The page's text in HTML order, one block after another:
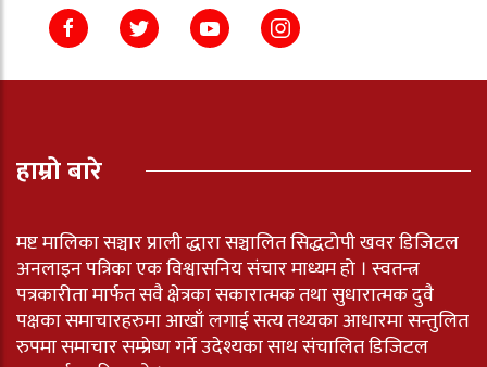
हाम्रो बारे
मष्ट मालिका सञ्चार प्राली द्धारा सञ्चालित सिद्धटोपी खवर डिजिटल
अनलाइन पत्रिका एक विश्वासनिय संचार माध्यम हो । स्वतन्त्र
पत्रकारीता मार्फत सवै क्षेत्रका सकारात्मक तथा सुधारात्मक दुवै
पक्षका समाचारहरुमा आखाँ लगाई सत्य तथ्यका आधारमा सन्तुलित
रुपमा समाचार सम्प्रेष्ण गर्ने उदेश्यका साथ संचालित डिजिटल